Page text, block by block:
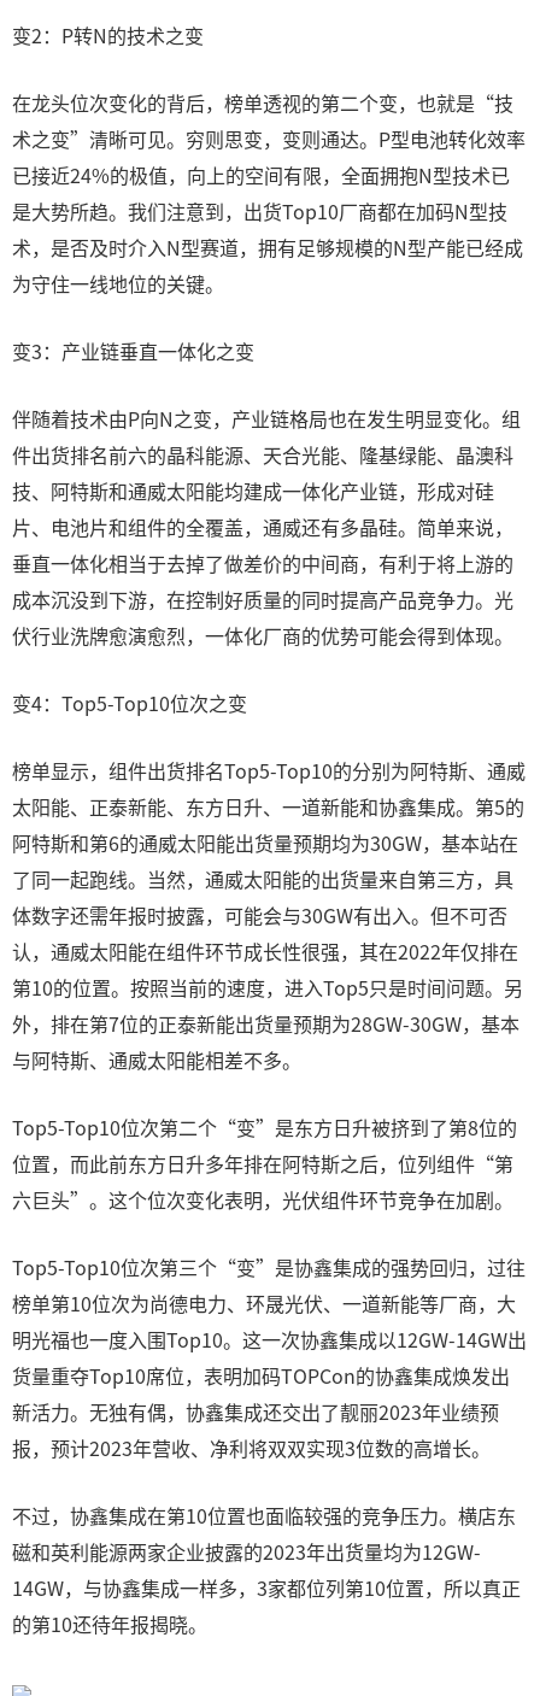
变2：P转N的技术之变
在龙头位次变化的背后，榜单透视的第二个变，也就是“技
术之变”清晰可见。穷则思变，变则通达。P型电池转化效率
已接近24%的极值，向上的空间有限，全面拥抱N型技术已
是大势所趋。我们注意到，出货Top10厂商都在加码N型技
术，是否及时介入N型赛道，拥有足够规模的N型产能已经成
为守住一线地位的关键。
变3：产业链垂直一体化之变
伴随着技术由P向N之变，产业链格局也在发生明显变化。组
件出货排名前六的晶科能源、天合光能、隆基绿能、晶澳科
技、阿特斯和通威太阳能均建成一体化产业链，形成对硅
片、电池片和组件的全覆盖，通威还有多晶硅。简单来说，
垂直一体化相当于去掉了做差价的中间商，有利于将上游的
成本沉没到下游，在控制好质量的同时提高产品竞争力。光
伏行业洗牌愈演愈烈，一体化厂商的优势可能会得到体现。
变4：Top5-Top10位次之变
榜单显示，组件出货排名Top5-Top10的分别为阿特斯、通威
太阳能、正泰新能、东方日升、一道新能和协鑫集成。第5的
阿特斯和第6的通威太阳能出货量预期均为30GW，基本站在
了同一起跑线。当然，通威太阳能的出货量来自第三方，具
体数字还需年报时披露，可能会与30GW有出入。但不可否
认，通威太阳能在组件环节成长性很强，其在2022年仅排在
第10的位置。按照当前的速度，进入Top5只是时间问题。另
外，排在第7位的正泰新能出货量预期为28GW-30GW，基本
与阿特斯、通威太阳能相差不多。
Top5-Top10位次第二个“变”是东方日升被挤到了第8位的
位置，而此前东方日升多年排在阿特斯之后，位列组件“第
六巨头”。这个位次变化表明，光伏组件环节竞争在加剧。
Top5-Top10位次第三个“变”是协鑫集成的强势回归，过往
榜单第10位次为尚德电力、环晟光伏、一道新能等厂商，大
明光福也一度入围Top10。这一次协鑫集成以12GW-14GW出
货量重夺Top10席位，表明加码TOPCon的协鑫集成焕发出
新活力。无独有偶，协鑫集成还交出了靓丽2023年业绩预
报，预计2023年营收、净利将双双实现3位数的高增长。
不过，协鑫集成在第10位置也面临较强的竞争压力。横店东
磁和英利能源两家企业披露的2023年出货量均为12GW-
14GW，与协鑫集成一样多，3家都位列第10位置，所以真正
的第10还待年报揭晓。